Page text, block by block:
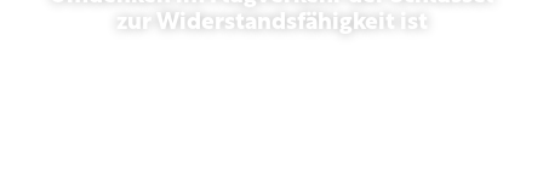
zur Widerstandsfähigkeit ist